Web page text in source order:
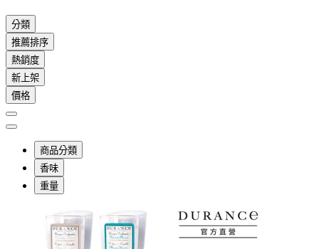
分類
推薦排序
熱銷度
新上架
價格
商品分類
香味
重量